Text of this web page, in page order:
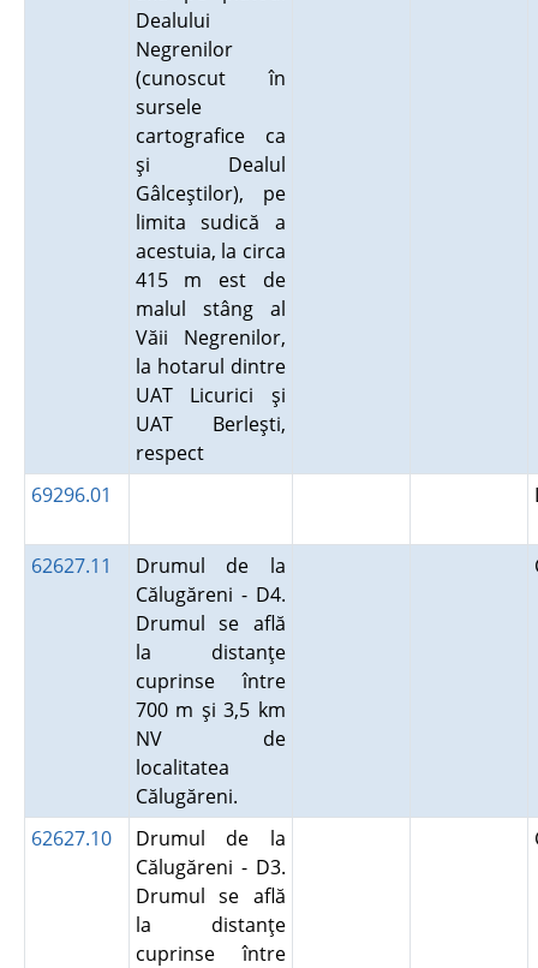
Dealului
Negrenilor
(cunoscut în
sursele
cartografice ca
şi Dealul
Gâlceştilor), pe
limita sudică a
acestuia, la circa
415 m est de
malul stâng al
Văii Negrenilor,
la hotarul dintre
UAT Licurici şi
UAT Berleşti,
respect
69296.01
62627.11
Drumul de la
Călugăreni - D4.
Drumul se află
la distanţe
cuprinse între
700 m şi 3,5 km
NV de
localitatea
Călugăreni.
62627.10
Drumul de la
Călugăreni - D3.
Drumul se află
la distanţe
cuprinse între